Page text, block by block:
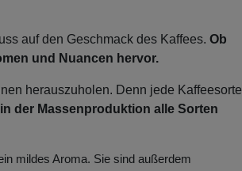
auf den Geschmack des Kaffees. Ob
und Nuancen hervor.
herauszuholen. Denn jede Kaffeesorte
der Massenproduktion alle Sorten
mildes Aroma. Sie sind außerdem